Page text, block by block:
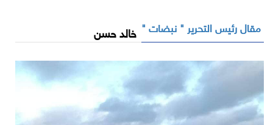
مقال رئيس التحرير " نبضات " خالد حسن